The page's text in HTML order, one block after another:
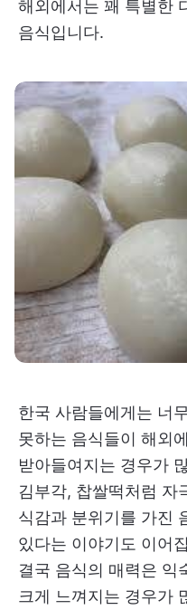
해외에서는 꽤 특별한
음식입니다.
한국 사람들에게는 너
못하는 음식들이 해외
받아들여지는 경우가
김부각, 찹쌀떡처럼 자
식감과 분위기를 가진
있다는 이야기도 이어
결국 음식의 매력은 익
크게 느껴지는 경우가